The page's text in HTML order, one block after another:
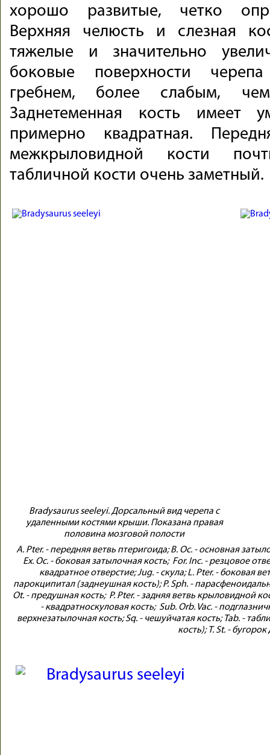
хорошо развитые, четко
Верхняя челюсть и слезная
тяжелые и значительно
боковые поверхности
гребнем, более слабым,
Заднетеменная кость имеет
примерно квадратная.
межкрыловидной кости
табличной кости очень заметный.
Bradysaurus seeleyi. Дорсальный вид черепа с
удаленными костями крыши. Показана правая
половина мозговой полости
A. Pter. - передняя ветвь птеригоида; B. Oc. - основная
Ex. Oc. - боковая затылочная кость; For. Inc. - резцовое
квадратное отверстие; Jug. - скула; L. Pter. - боковая
парокципитал (заднеушная кость); P. Sph. -
Ot. - предушная кость; P. Pter. - задняя ветвь крыловидной
- квадратноскуловая кость; Sub. Orb. Vac. -
верхнезатылочная кость; Sq. - чешуйчатая кость; Tab. -
кость); T. St. -